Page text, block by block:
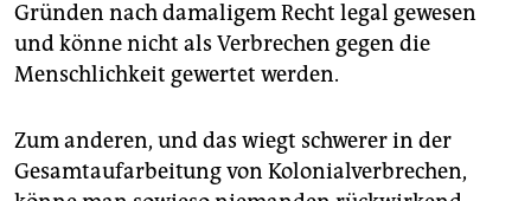
Gründen nach damaligem Recht legal gewesen
und könne nicht als Verbrechen gegen die
Menschlichkeit gewertet werden.
Zum anderen, und das wiegt schwerer in der
Gesamtaufarbeitung von Kolonialverbrechen,